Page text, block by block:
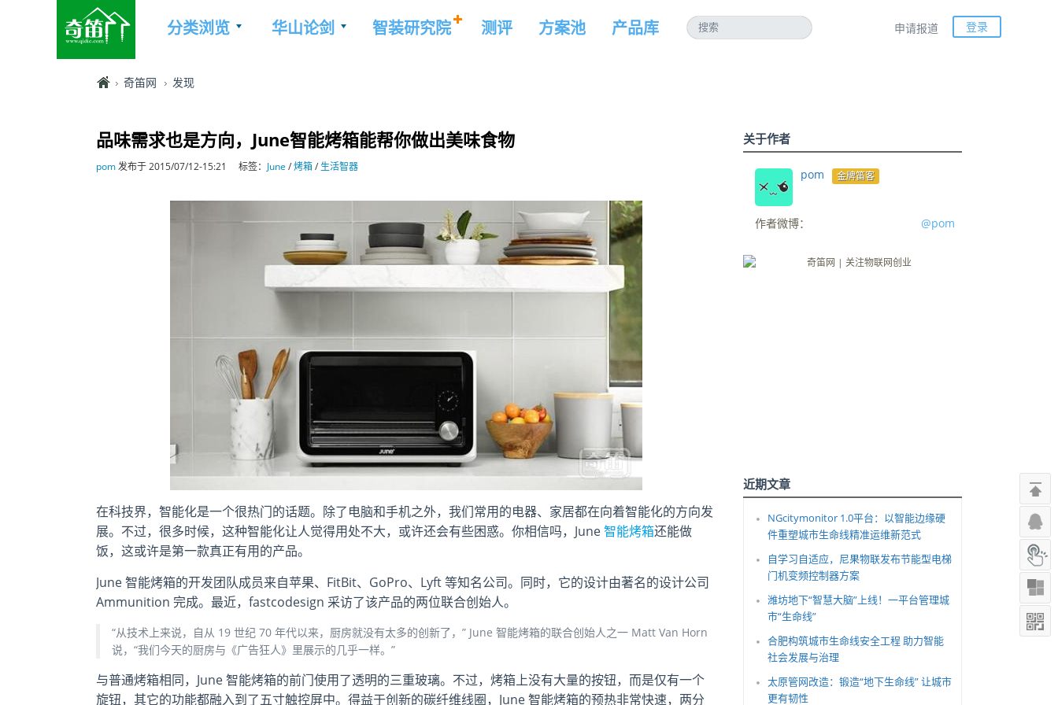
分类浏览 华山论剑 智装研究院 测评 方案池 产品库 申请报道 登录
奇笛网 发现
品味需求也是方向，June智能烤箱能帮你做出美味食物
pom发布于 2015/07/12-15:21 标签： June /烤箱/ 生活智器
在科技界，智能化是一个很热门的话题。除了电脑和手机之外，我们常用的电器、家居都在向着智能化的方向发
展。不过，很多时候，这种智能化让人觉得用处不大，或许还会有些困惑。你相信吗，June智能烤箱还能做
饭，这或许是第一款真正有用的产品。
June 智能烤箱的开发团队成员来自苹果、FitBit、GoPro、Lyft 等知名公司。同时，它的设计由著名的设计公司
Ammunition 完成。最近，fastcodesign 采访了该产品的两位联合创始人。
“从技术上来说，自从 19 世纪 70 年代以来，厨房就没有太多的创新了，” June 智能烤箱的联合创始人之一 Matt Van Horn
说，“我们今天的厨房与《广告狂人》里展示的几乎一样。”
与普通烤箱相同，June 智能烤箱的前门使用了透明的三重玻璃。不过，烤箱上没有大量的按钮，而是仅有一个
旋钮，其它的功能都融入到了五寸触控屏中。得益于创新的碳纤维线圈，June 智能烤箱的预热非常快速，两分
关于作者
pom 金牌笛客
作者微博： @pom
近期文章
NGcitymonitor 1.0平台：以智能边缘硬
件重塑城市生命线精准运维新范式
自学习自适应，尼果物联发布节能型电梯
门机变频控制器方案
潍坊地下“智慧大脑”上线！一平台管理城
市“生命线”
合肥构筑城市生命线安全工程 助力智能
社会发展与治理
太原管网改造：锻造“地下生命线” 让城市
更有韧性